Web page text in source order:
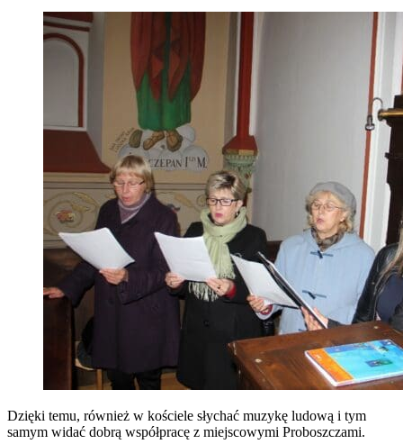
Dzięki temu, również w kościele słychać muzykę ludową i tym
samym widać dobrą współpracę z miejscowymi Proboszczami.